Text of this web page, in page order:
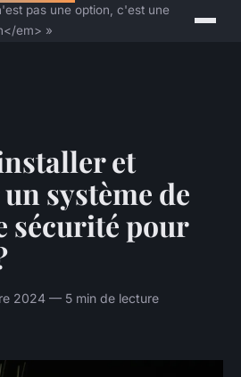
pas une option, c'est une
em> »
et
système de
sécurité pour
2024 — 5 min de lecture